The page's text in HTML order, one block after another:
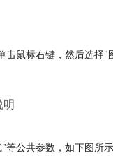
击鼠标右键，然后选择"
等公共参数，如下图所